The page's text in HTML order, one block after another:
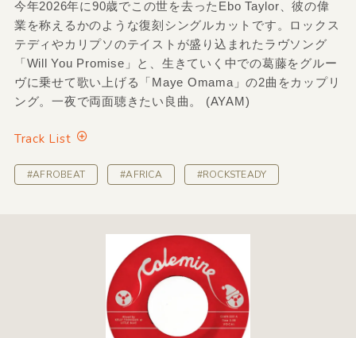
今年2026年に90歳でこの世を去ったEbo Taylor、彼の偉
業を称えるかのような復刻シングルカットです。ロックス
テディやカリプソのテイストが盛り込まれたラヴソング
「Will You Promise」と、生きていく中での葛藤をグルー
ヴに乗せて歌い上げる「Maye Omama」の2曲をカップリ
ング。一夜で両面聴きたい良曲。 (AYAM)
Track List
#AFROBEAT #AFRICA #ROCKSTEADY